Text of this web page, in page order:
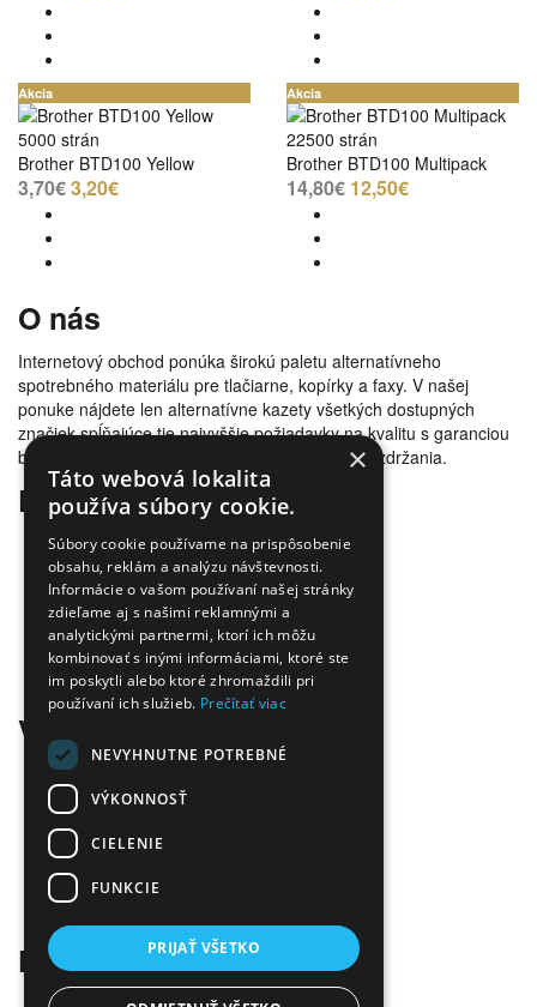
Akcia
5000 strán
Brother BTD100 Yellow
3,70€3,20€
Akcia
22500 strán
Brother BTD100 Multipack
14,80€ 12,50€
O nás
Internetový obchod ponúka širokú paletu alternatívneho
spotrebného materiálu pre tlačiarne, kopírky a faxy. V našej
ponuke nájdete len alternatívne kazety všetkých dostupných
značiek spĺňajúce tie najvyššie požiadavky na kvalitu s garanciou
bezproblémovosti tlače. Tovar doručujeme bez zdržania.
Prečo nakúpiť u nás
Úspora nákladov
Overená kvalita
Doprava zadarmo
Tovar skladom
Ekologická likvidácia tonerov
Množstvo spôsobov platby a dopravy
Ekológia
Všetko o nákupe
Kontaktné informácie
Platba a dodanie
Obchodné podmienky
Ekologická likvidácia tonerov
Záručné a reklamačné podmienky
Ochrana osobných údajov
Kontakt
×
Táto webová lokalita
používa súbory cookie.
Súbory cookie používame na prispôsobenie
obsahu, reklám a analýzu návštevnosti.
Informácie o vašom používaní našej stránky
zdieľame aj s našimi reklamnými a
analytickými partnermi, ktorí ich môžu
kombinovať s inými informáciami, ktoré ste
im poskytli alebo ktoré zhromaždili pri
používaní ich služieb. Prečítať viac
NEVYHNUTNE POTREBNÉ
VÝKONNOSŤ
CIELENIE
FUNKCIE
PRIJAŤ VŠETKO